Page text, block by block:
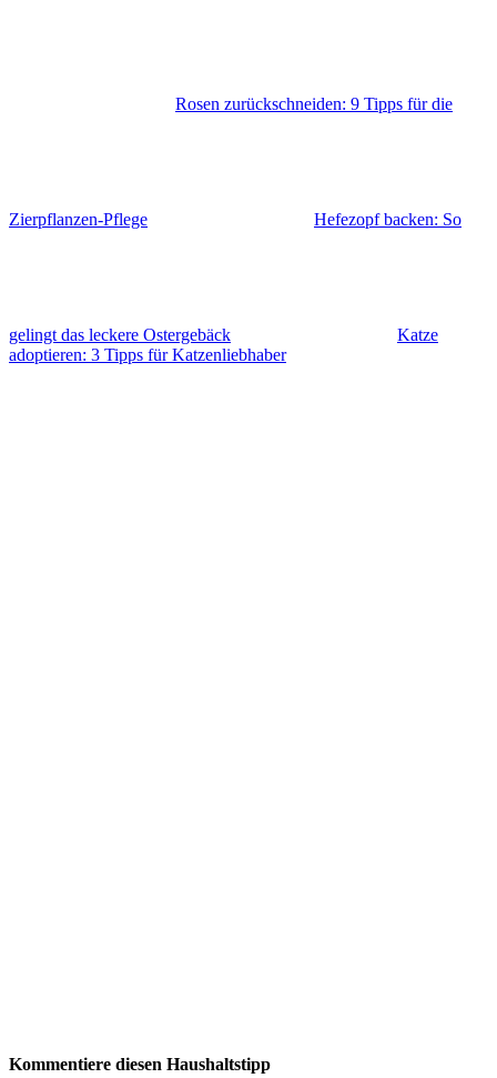
Rosen zurückschneiden: 9 Tipps für die
Zierpflanzen-Pflege Hefezopf backen: So
gelingt das leckere Ostergebäck
Katze
adoptieren: 3 Tipps für Katzenliebhaber
Kommentiere diesen Haushaltstipp